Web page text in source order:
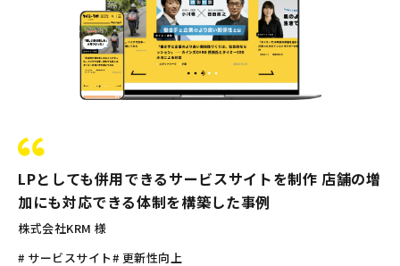
LPとしても併用できるサービスサイトを制作 店舗の増
加にも対応できる体制を構築した事例
株式会社KRM 様
# サービスサイト# 更新性向上